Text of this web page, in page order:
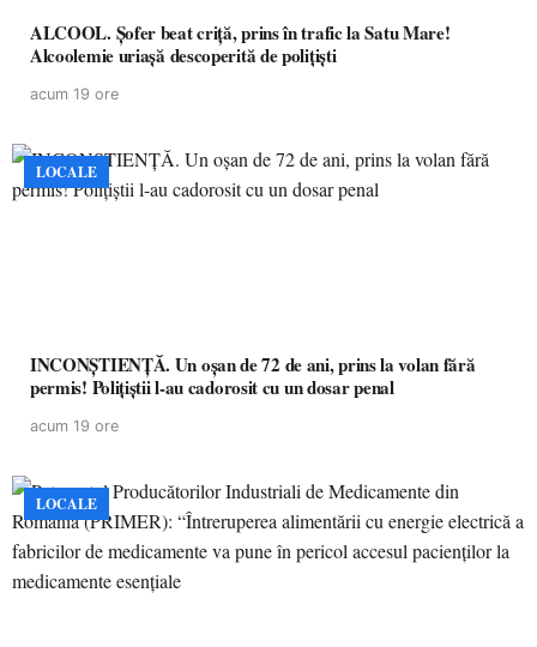
ALCOOL. Șofer beat criță, prins în trafic la Satu Mare!
Alcoolemie uriașă descoperită de polițiști
acum 19 ore
LOCALE
INCONȘTIENȚĂ. Un oșan de 72 de ani, prins la volan fără
permis! Polițiștii l-au cadorosit cu un dosar penal
acum 19 ore
LOCALE